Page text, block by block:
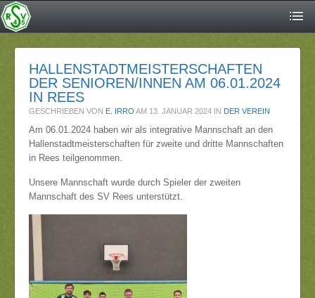
HALLENSTADTMEISTERSCHAFTEN
DER SENIOREN/INNEN AM 06.01.2024
IN REES
GESCHRIEBEN VON E. IRRO AM 13. JANUAR 2024 IN DER VEREIN
Am 06.01.2024 haben wir als integrative Mannschaft an den
Hallenstadtmeisterschaften für zweite und dritte Mannschaften
in Rees teilgenommen.
Unsere Mannschaft wurde durch Spieler der zweiten
Mannschaft des SV Rees unterstützt.